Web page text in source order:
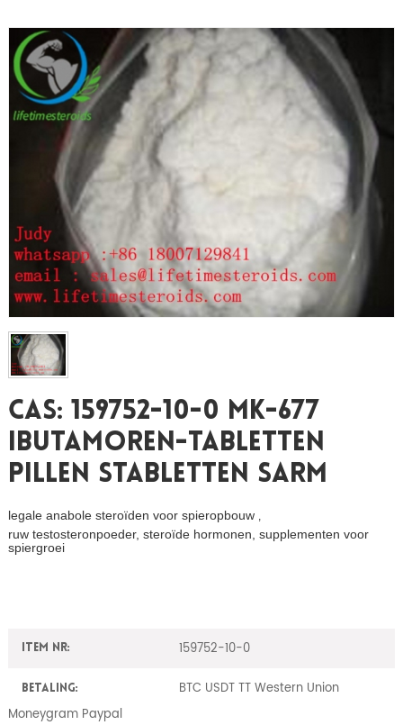
CAS: 159752-10-0 MK-677
Ibutamoren-Tabletten
Pillen Stabletten Sarm
legale anabole steroïden voor spieropbouw ,
ruw testosteronpoeder, steroïde hormonen, supplementen voor
spiergroei
Item nr: 159752-10-0
Betaling:
BTC USDT TT Western Union
Moneygram Paypal